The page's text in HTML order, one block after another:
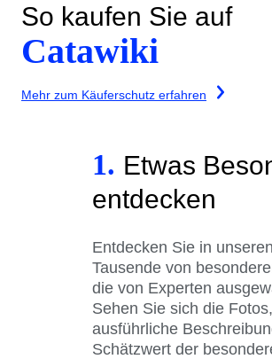
So kaufen Sie auf
Catawiki
Mehr zum Käuferschutz erfahren
1. Etwas
entdecken
Entdecken Sie in
Tausende von
die von Experten
Sehen Sie sich die
ausführliche
Schätzwert der